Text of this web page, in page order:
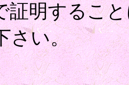
証明するこ
さい。